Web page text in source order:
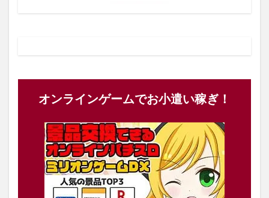
オンラインゲームでお小遣い稼ぎ！